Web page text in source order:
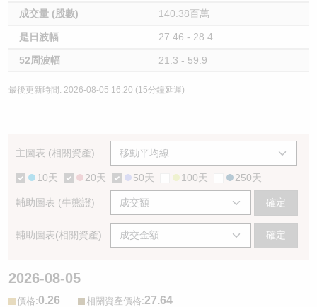
成交量 (股數) 140.38百萬
是日波幅 27.46 - 28.4
52周波幅 21.3 - 59.9
最後更新時間: 2026-08-05 16:20 (15分鐘延遲)
主圖表 (相關資產)
10天 20天 50天 100天 250天
輔助圖表 (牛熊證) 確定
輔助圖表(相關資產) 確定
2026-08-05
價格:0.26 相關資產價格:27.64